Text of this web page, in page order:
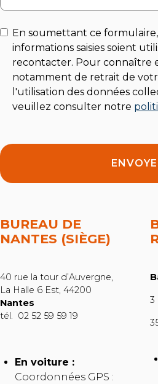
En soumettant ce
informations saisies soient
recontacter. Pour connaître
notamment de retrait de
l'utilisation des données
veuillez consulter notre
BUREAU DE
NANTES (SIÈGE)
40 rue la tour d’Auvergne,
La Halle 6 Est, 44200
Nantes
tél. 02 52 59 59 19
En voiture :
Coordonnées GPS :
3